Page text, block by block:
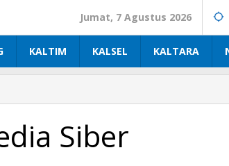
Jumat, 7 Agustus 2026
KALTIM KALSEL KALTARA
Siber